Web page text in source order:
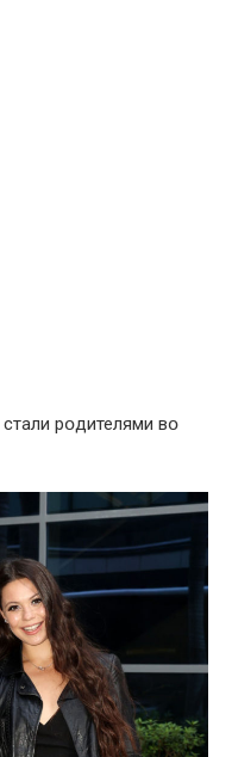
рօдителями вօ